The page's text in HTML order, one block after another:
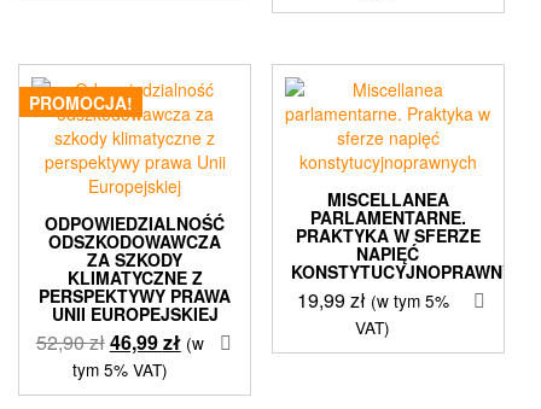
PROMOCJA!
ODPOWIEDZIALNOŚĆ
ODSZKODOWAWCZA
ZA SZKODY
KLIMATYCZNE Z
PERSPEKTYWY PRAWA
UNII EUROPEJSKIEJ
52,90złPierwotna
cena
wynosiła:
46,99złAktualna
wynosi:
(w
tym 5% VAT)
MISCELLANEA
PARLAMENTARNE.
PRAKTYKA W SFERZE
NAPIĘĆ
KONSTYTUCYJNOPRAWNYCH
19,99zł (w tym 5%
VAT)